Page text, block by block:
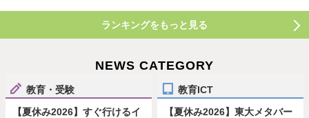
ランキングをもっと見る
NEWS CATEGORY
教育・受験
【夏休み2026】すぐ行けるイ
教育ICT
【夏休み2026】東大メタバー